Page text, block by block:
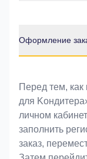
Оформление
Оформление
Перед тем, как
для
личном
заполнить
заказ,